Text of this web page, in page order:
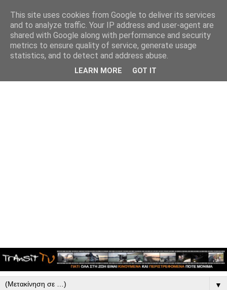
▼
This site uses cookies from Google to deliver its services
and to analyze traffic. Your IP address and user-agent are
shared with Google along with performance and security
metrics to ensure quality of service, generate usage
statistics, and to detect and address abuse.
LEARN MORE GOT IT